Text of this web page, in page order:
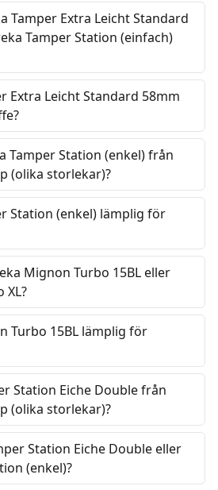
Tamper Extra Leicht Standard
Tamper Station (einfach)
Extra Leicht Standard 58mm
Tamper Station (enkel) från
(olika storlekar)?
Station (enkel) lämplig för
Mignon Turbo 15BL eller
XL?
Turbo 15BL lämplig för
Station Eiche Double från
(olika storlekar)?
Station Eiche Double eller
(enkel)?